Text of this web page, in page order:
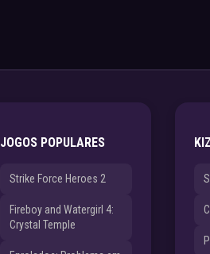
JOGOS POPULARES
Strike Force Heroes 2
Fireboy and Watergirl 4:
Crystal Temple